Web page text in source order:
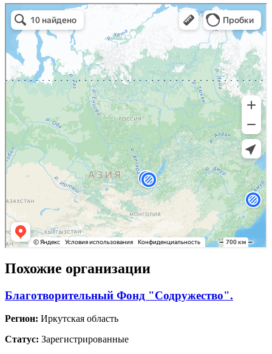
Похожие организации
Благотворительный Фонд "Содружество".
Регион: Иркутская область
Статус: Зарегистрированные